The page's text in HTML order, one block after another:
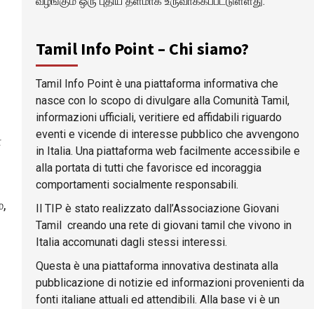
Tamil Info Point – Chi siamo?
Tamil Info Point è una piattaforma informativa che
nasce con lo scopo di divulgare alla Comunità Tamil,
informazioni ufficiali, veritiere ed affidabili riguardo
eventi e vicende di interesse pubblico che avvengono
in Italia. Una piattaforma web facilmente accessibile e
alla portata di tutti che favorisce ed incoraggia
comportamenti socialmente responsabili.
Il TIP è stato realizzato dall’Associazione Giovani
Tamil creando una rete di giovani tamil che vivono in
Italia accomunati dagli stessi interessi.
Questa è una piattaforma innovativa destinata alla
pubblicazione di notizie ed informazioni provenienti da
fonti italiane attuali ed attendibili. Alla base vi è un